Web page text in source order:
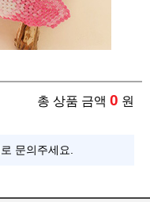
총 상품 금액 0 원
문의주세요.